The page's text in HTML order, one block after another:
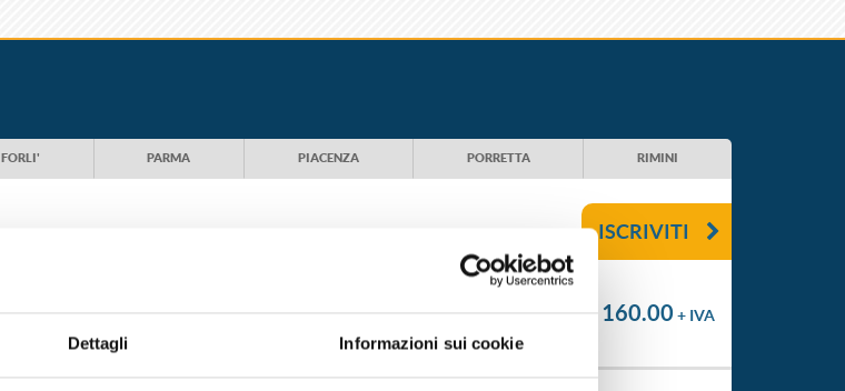
Dettagli Informazioni sui cookie
FORLI' PARMA PIACENZA PORRETTA RIMINI
ISCRIVITI
€ 160.00 + IVA